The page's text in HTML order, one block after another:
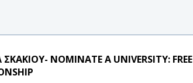
NOMINATE A UNIVERSITY: FREE